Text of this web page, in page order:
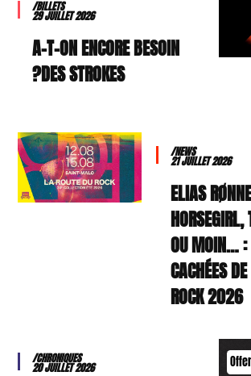
/BILLETS
29 JUILLET 2026
A-T-ON ENCORE BESOIN
DES STROKES?
/NEWS
21 JUILLET 2026
ELIAS
OU MOIN… :
CACHÉES
ROCK 2026
/CHRONIQUES
20 JUILLET 2026